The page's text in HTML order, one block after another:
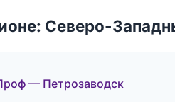
Северо-
— Петрозаводск